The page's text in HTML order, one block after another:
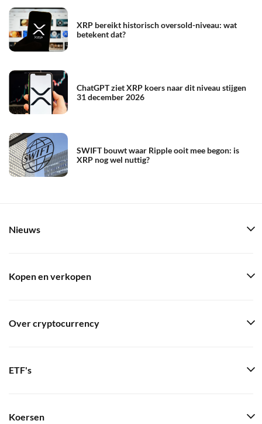
XRP bereikt historisch oversold-niveau: wat
betekent dat?
ChatGPT ziet XRP koers naar dit niveau stijgen
31 december 2026
SWIFT bouwt waar Ripple ooit mee begon: is
XRP nog wel nuttig?
Nieuws
Kopen en verkopen
Over cryptocurrency
ETF's
Koersen